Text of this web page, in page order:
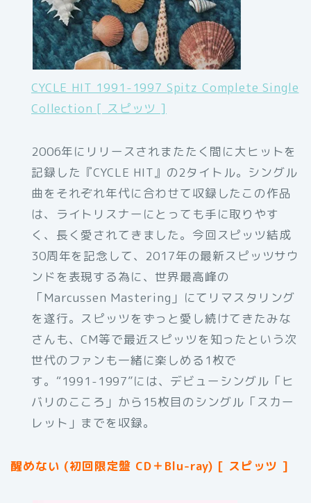
CYCLE HIT 1991-1997 Spitz Complete Single
Collection [ スピッツ ]
2006年にリリースされまたたく間に大ヒットを
記録した『CYCLE HIT』の2タイトル。シングル
曲をそれぞれ年代に合わせて収録したこの作品
は、ライトリスナーにとっても手に取りやす
く、長く愛されてきました。今回スピッツ結成
30周年を記念して、2017年の最新スピッツサウ
ンドを表現する為に、世界最高峰の
「Marcussen Mastering」にてリマスタリング
を遂行。スピッツをずっと愛し続けてきたみな
さんも、CM等で最近スピッツを知ったという次
世代のファンも一緒に楽しめる1枚で
す。“1991-1997”には、デビューシングル「ヒ
バリのこころ」から15枚目のシングル「スカー
レット」までを収録。
醒めない (初回限定盤 CD＋Blu-ray) [ スピッツ ]